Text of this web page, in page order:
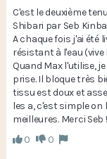
C'est le deuxième
Shibari par Seb
A chaque fois j'ai été
résistant à l'eau
Quand Max l'utilise,
prise. Il bloque très
tissu est doux et
les a, c'est simple
meilleures. Merci Seb
0
0